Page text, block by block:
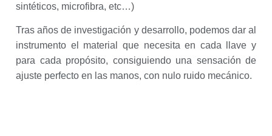
sintéticos, microfibra, etc…)
Tras años de investigación y desarrollo, podemos dar al
instrumento el material que necesita en cada llave y
para cada propósito, consiguiendo una sensación de
ajuste perfecto en las manos, con nulo ruido mecánico.